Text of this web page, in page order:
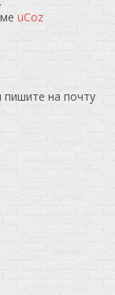
uCoz
пишите на почту